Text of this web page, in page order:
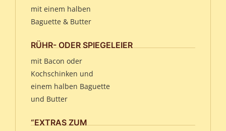
mit einem halben
Baguette & Butter
RÜHR- ODER SPIEGELEIER
mit Bacon oder
Kochschinken und
einem halben Baguette
und Butter
“EXTRAS ZUM